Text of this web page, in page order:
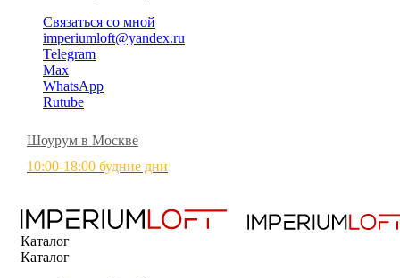
Связаться со мной
imperiumloft@yandex.ru
Telegram
Max
WhatsApp
Rutube
Шоурум в Москве
10:00-18:00 будние дни
Каталог
Каталог